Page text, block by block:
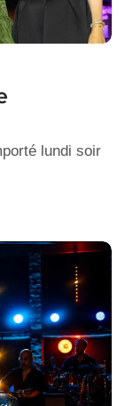
lundi soir